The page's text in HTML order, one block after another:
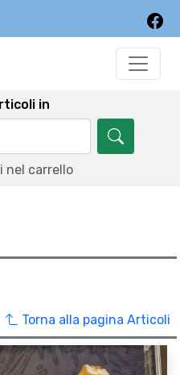
in
nel carrello
Torna alla pagina Articoli